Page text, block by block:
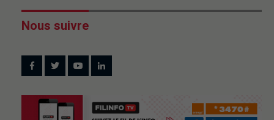
Nous suivre